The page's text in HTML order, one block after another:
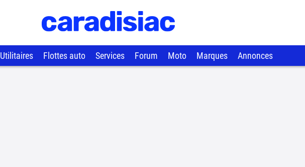
Utilitaires Flottes auto Services Forum Moto Marques Annonces